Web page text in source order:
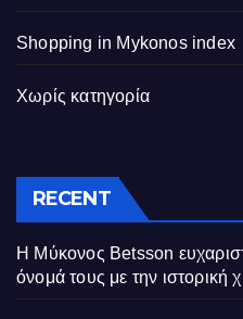
Shopping in Mykonos index
Χωρίς κατηγορία
RECENT
Η Μύκονος Betsson
όνομά τους με την ιστορική